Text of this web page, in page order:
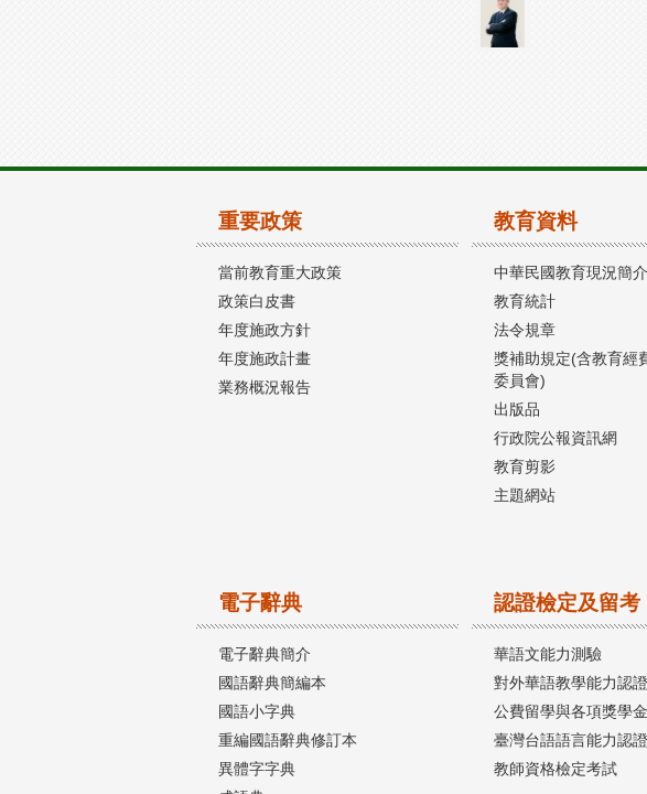
重要政策
當前教育重大政策
政策白皮書
年度施政方針
年度施政計畫
業務概況報告
教育資料
中華民國教育現況簡介
教育統計
法令規章
獎補助規定(含教育經
委員會)
出版品
行政院公報資訊網
教育剪影
主題網站
電子辭典
電子辭典簡介
國語辭典簡編本
國語小字典
重編國語辭典修訂本
異體字字典
認證檢定及留考
華語文能力測驗
對外華語教學能力認證
公費留學與各項獎學金
臺灣台語語言能力認證
教師資格檢定考試